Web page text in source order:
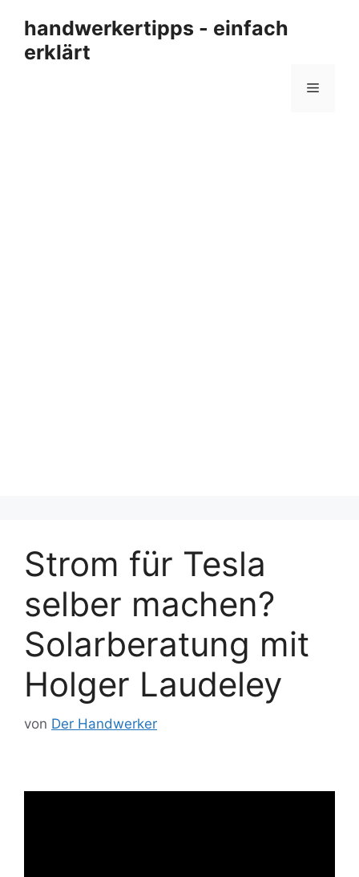
Inhalt
springen
handwerkertipps - einfach
erklärt
Menü
Strom für Tesla
selber machen?
Solarberatung mit
Holger Laudeley
von Der Handwerker